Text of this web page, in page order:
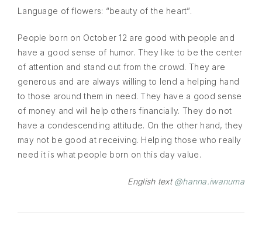
Language of flowers: “beauty of the heart”.
People born on October 12 are good with people and
have a good sense of humor. They like to be the center
of attention and stand out from the crowd. They are
generous and are always willing to lend a helping hand
to those around them in need. They have a good sense
of money and will help others financially. They do not
have a condescending attitude. On the other hand, they
may not be good at receiving. Helping those who really
need it is what people born on this day value.
English text@hanna.iwanuma